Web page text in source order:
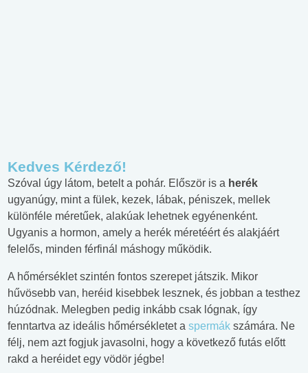
Kedves Kérdező!
Szóval úgy látom, betelt a pohár. Először is a herék
ugyanúgy, mint a fülek, kezek, lábak, péniszek, mellek
különféle méretűek, alakúak lehetnek egyénenként.
Ugyanis a hormon, amely a herék méretéért és alakjáért
felelős, minden férfinál máshogy működik.
A hőmérséklet szintén fontos szerepet játszik. Mikor
hűvösebb van, heréid kisebbek lesznek, és jobban a testhez
húzódnak. Melegben pedig inkább csak lógnak, így
fenntartva az ideális hőmérsékletet a spermák számára. Ne
félj, nem azt fogjuk javasolni, hogy a következő futás előtt
rakd a heréidet egy vödör jégbe!